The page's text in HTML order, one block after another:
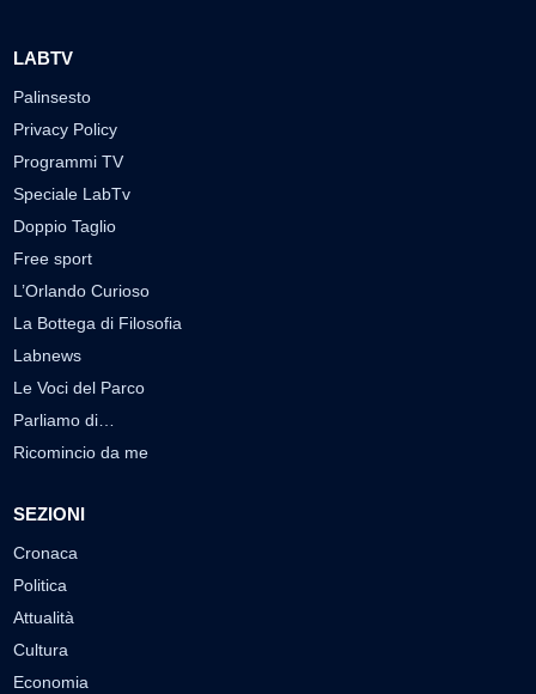
LABTV
Palinsesto
Privacy Policy
Programmi TV
Speciale LabTv
Doppio Taglio
Free sport
L’Orlando Curioso
La Bottega di Filosofia
Labnews
Le Voci del Parco
Parliamo di…
Ricomincio da me
SEZIONI
Cronaca
Politica
Attualità
Cultura
Economia